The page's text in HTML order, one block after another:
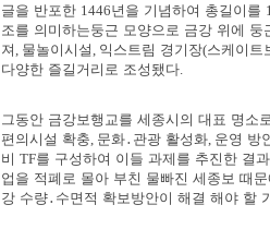
글을 반포한 1446년을 기념하여 총길이를
조를 의미하는둥근 모양으로 금강 위에 둥
져 물놀이시설 익스트림 경기장(스케이트
다양한 즐길거리로 조성됐다
그동안 금강보행교를 세종시의 대표 명소
편의시설 확충, 문화․ 관광 활성화, 운영 방
비 TF를 구성하여 이들 과제를 추진한 결과
업을 적폐로 몰아 부친 물빠진 세종보 때
강 수량․ 수면적 확보방안이 해결 해야 할